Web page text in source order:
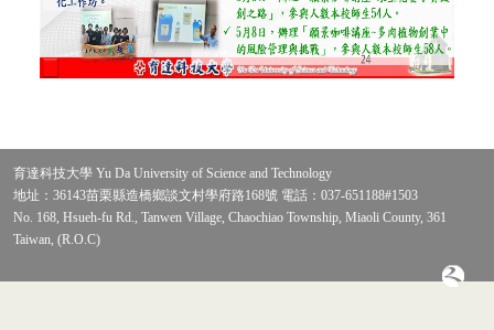
育達科技大學 Yu Da University of Science and Technology
地址：36143苗栗縣造橋鄉談文村學府路168號 電話：037-651188#1503
No. 168, Hsueh-fu Rd., Tanwen Village, Chaochiao Township, Miaoli County, 361
Taiwan, (R.O.C)